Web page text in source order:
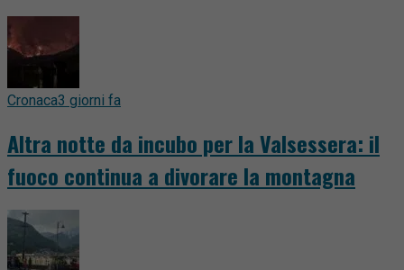
Cronaca3 giorni fa
Altra notte da incubo per la Valsessera: il
fuoco continua a divorare la montagna